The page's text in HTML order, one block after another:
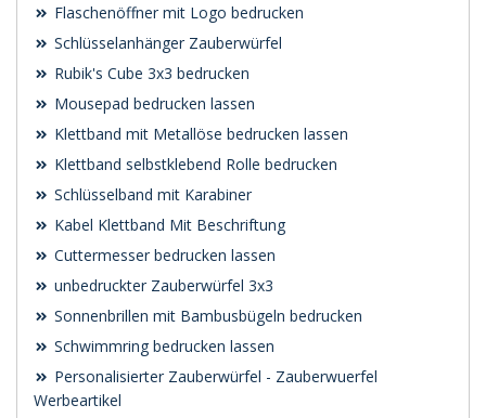
Flaschenöffner mit Logo bedrucken
Schlüsselanhänger Zauberwürfel
Rubik's Cube 3x3 bedrucken
Mousepad bedrucken lassen
Klettband mit Metallöse bedrucken lassen
Klettband selbstklebend Rolle bedrucken
Schlüsselband mit Karabiner
Kabel Klettband Mit Beschriftung
Cuttermesser bedrucken lassen
unbedruckter Zauberwürfel 3x3
Sonnenbrillen mit Bambusbügeln bedrucken
Schwimmring bedrucken lassen
Personalisierter Zauberwürfel - Zauberwuerfel
Werbeartikel